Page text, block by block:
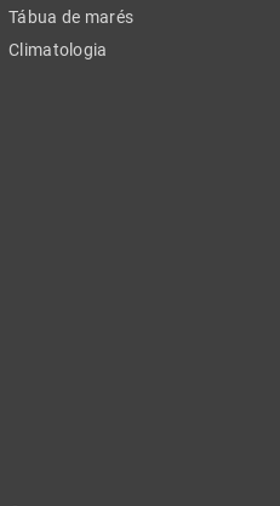
Tábua de marés
Climatologia